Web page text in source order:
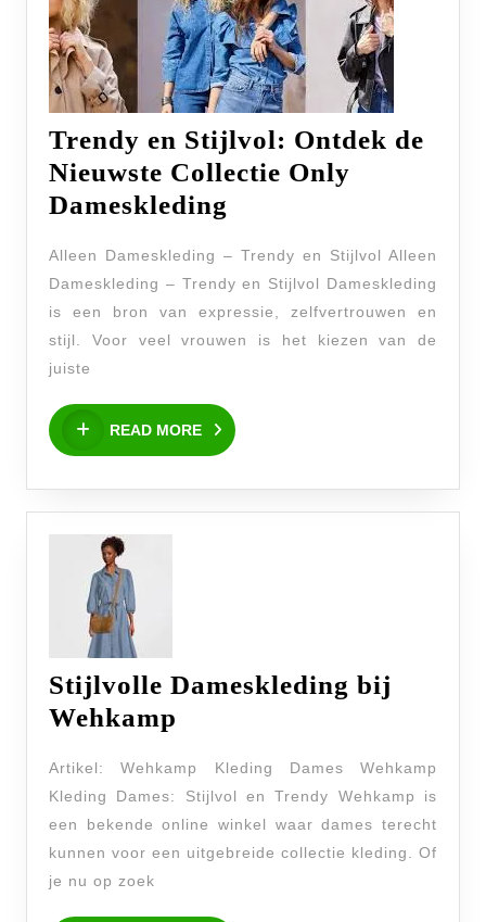
Trendy en Stijlvol: Ontdek de
Nieuwste Collectie Only
Dameskleding
Stijlvol:
Ontdek
de
Only
Alleen Dameskleding – Trendy en Stijlvol Alleen
Dameskleding – Trendy en Stijlvol Dameskleding
is een bron van expressie, zelfvertrouwen en
stijl. Voor veel vrouwen is het kiezen van de
juiste
READ MORE
READ
MORE
Stijlvolle Dameskleding bij
Wehkamp
bij
Wehkamp
Artikel: Wehkamp Kleding Dames Wehkamp
Kleding Dames: Stijlvol en Trendy Wehkamp is
een bekende online winkel waar dames terecht
kunnen voor een uitgebreide collectie kleding. Of
je nu op zoek